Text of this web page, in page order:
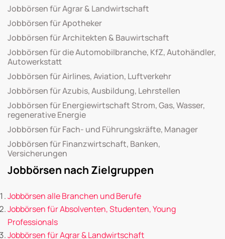
Jobbörsen für Agrar & Landwirtschaft
Jobbörsen für Apotheker
Jobbörsen für Architekten & Bauwirtschaft
Jobbörsen für die Automobilbranche, KfZ, Autohändler,
Autowerkstatt
Jobbörsen für Airlines, Aviation, Luftverkehr
Jobbörsen für Azubis, Ausbildung, Lehrstellen
Jobbörsen für Energiewirtschaft Strom, Gas, Wasser,
regenerative Energie
Jobbörsen für Fach- und Führungskräfte, Manager
Jobbörsen für Finanzwirtschaft, Banken,
Versicherungen
Jobbörsen nach Zielgruppen
Jobbörsen alle Branchen und Berufe
Jobbörsen für Absolventen, Studenten, Young
Professionals
Jobbörsen für Agrar & Landwirtschaft